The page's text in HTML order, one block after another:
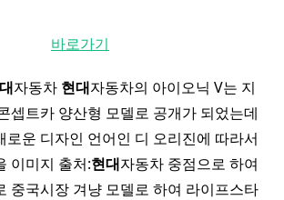
바로가기
자동차 현대자동차의 아이오닉 V는 지
셉트카 양산형 모델로 공개가 되었는데
로운 디자인 언어인 디 오리진에 따라서
이미지 출처:현대자동차 중점으로 하여
중국시장 겨냥 모델로 하여 라이프스타